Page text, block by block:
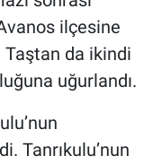
ilçesine
Taştan da ikindi
uğurlandı.
Tanrıkulu’nun